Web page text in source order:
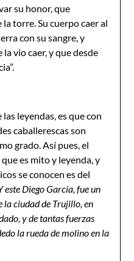
su honor, que
torre. Su cuerpo caer al
con su sangre, y
vio caer, y que desde
leyendas, es que con
caballerescas son
grado. Así pues, el
es mito y leyenda, y
se conocen es del
este Diego García, fue un
ciudad de Trujillo, en
y de tantas fuerzas
la rueda de molino en la